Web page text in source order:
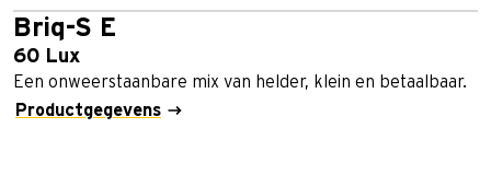
Briq-S E
60 Lux
Een onweerstaanbare mix van helder, klein en betaalbaar.
Productgegevens